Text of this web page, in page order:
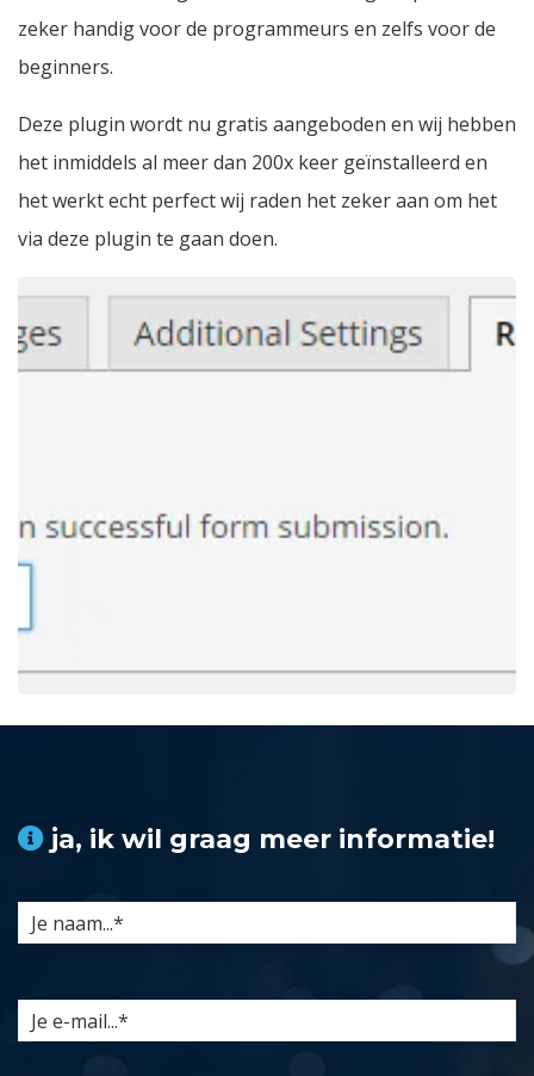
zeker handig voor de programmeurs en zelfs voor de
beginners.
Deze plugin wordt nu gratis aangeboden en wij hebben
het inmiddels al meer dan 200x keer geïnstalleerd en
het werkt echt perfect wij raden het zeker aan om het
via deze plugin te gaan doen.
ja, ik wil graag meer informatie!